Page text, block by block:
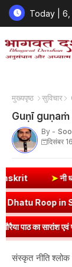
Today | 6,
मुख्यपृष्ठ सुविचार
Guṇī guṇaṁ
By -
दिसंबर
रूप (उभयपदी) - १०
अर्थ एवं व्याकरण |
➤
संस्कृत नीति श्लोक